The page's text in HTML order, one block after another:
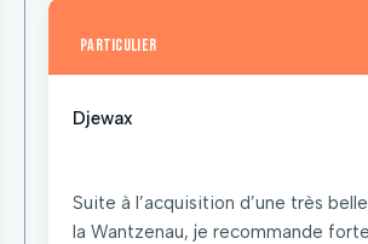
particulier
Djewax
Suite à l’acquisition d’une très
la Wantzenau, je recommande